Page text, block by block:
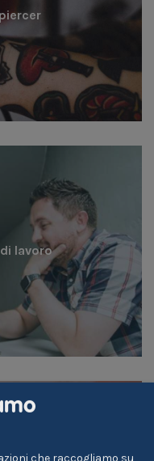
lavoro
che raccogliamo su